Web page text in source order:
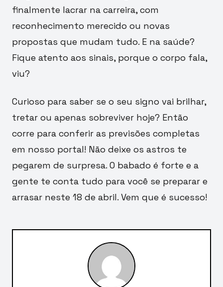
finalmente lacrar na carreira, com
reconhecimento merecido ou novas
propostas que mudam tudo. E na saúde?
Fique atento aos sinais, porque o corpo fala,
viu?
Curioso para saber se o seu signo vai brilhar,
tretar ou apenas sobreviver hoje? Então
corre para conferir as previsões completas
em nosso portal! Não deixe os astros te
pegarem de surpresa. O babado é forte e a
gente te conta tudo para você se preparar e
arrasar neste 18 de abril. Vem que é sucesso!